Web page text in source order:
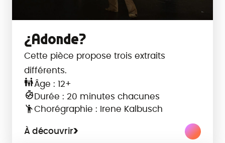
¿Adonde?
Cette pièce propose trois extraits
différents.
Âge : 12+
Durée : 20 minutes chacunes
Chorégraphie : Irene Kalbusch
À découvrir